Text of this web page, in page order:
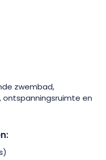
wij hebben alles
ervaring in het hart
en geniet van een
tradities en de
zwembad,
ontspanningsruimte en